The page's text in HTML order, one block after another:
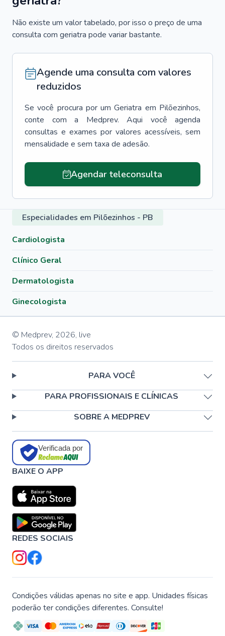
Não existe um valor tabelado, por isso o preço de uma
consulta com geriatra pode variar bastante.
Agende uma consulta com valores
reduzidos
Se você procura por um Geriatra em Pilõezinhos,
conte com a Medprev. Aqui você agenda
consultas e exames por valores acessíveis, sem
mensalidade e sem taxa de adesão.
Agendar teleconsulta
Especialidades em Pilõezinhos - PB
Cardiologista
Clínico Geral
Dermatologista
Ginecologista
© Medprev, 2026, live
Todos os direitos reservados
PARA VOCÊ
PARA PROFISSIONAIS E CLÍNICAS
SOBRE A MEDPREV
Verificada por
BAIXE O APP
REDES SOCIAIS
Condições válidas apenas no site e app. Unidades físicas
poderão ter condições diferentes. Consulte!